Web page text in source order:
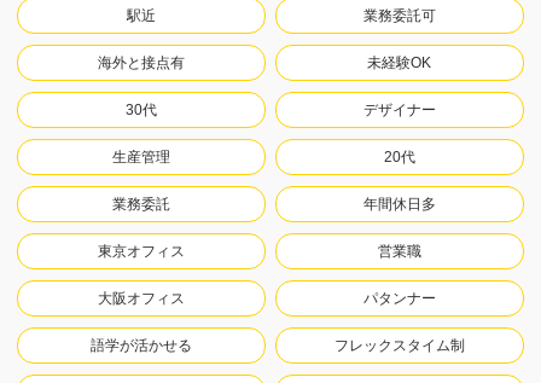
駅近 業務委託可
海外と接点有 未経験OK
30代 デザイナー
生産管理 20代
業務委託 年間休日多
東京オフィス 営業職
大阪オフィス パタンナー
語学が活かせる フレックスタイム制